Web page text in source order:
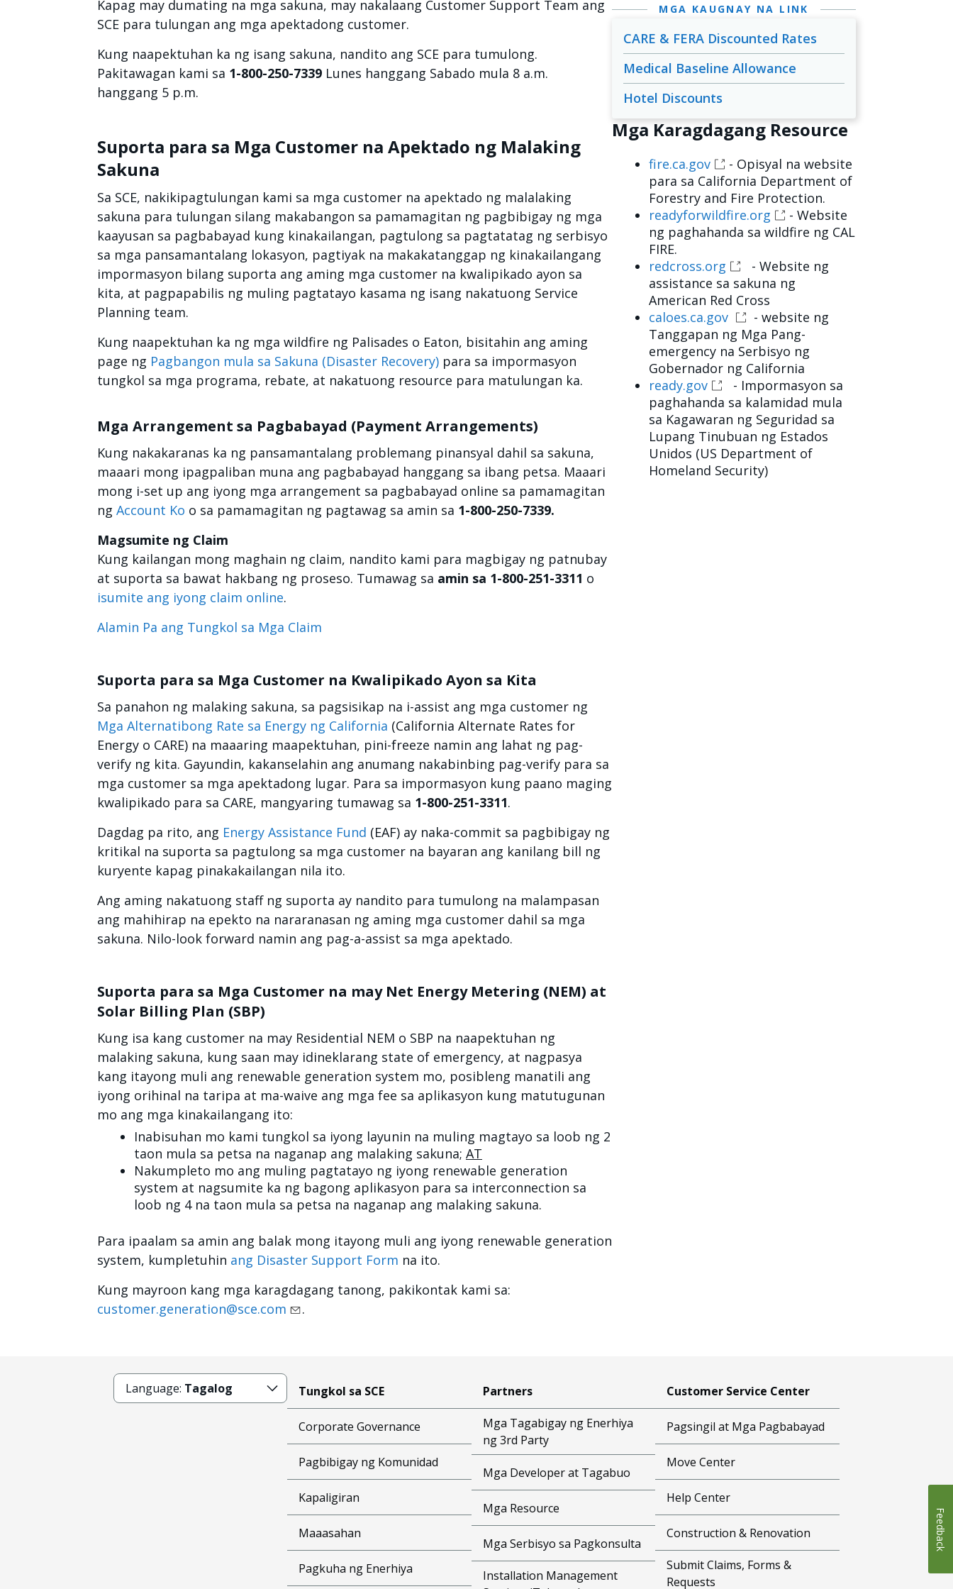
Kapag may dumating na mga sakuna, may nakalaang Customer Support Team ang
SCE para tulungan ang mga apektadong customer.
Kung naapektuhan ka ng isang sakuna, nandito ang SCE para tumulong.
Pakitawagan kami sa 1-800-250-7339 Lunes hanggang Sabado mula 8 a.m.
hanggang 5 p.m.
Suporta para sa Mga Customer na Apektado ng Malaking
Sakuna
Sa SCE, nakikipagtulungan kami sa mga customer na apektado ng malalaking
sakuna para tulungan silang makabangon sa pamamagitan ng pagbibigay ng mga
kaayusan sa pagbabayad kung kinakailangan, pagtulong sa pagtatatag ng serbisyo
sa mga pansamantalang lokasyon, pagtiyak na makakatanggap ng kinakailangang
impormasyon bilang suporta ang aming mga customer na kwalipikado ayon sa
kita, at pagpapabilis ng muling pagtatayo kasama ng isang nakatuong Service
Planning team.
Kung naapektuhan ka ng mga wildfire ng Palisades o Eaton, bisitahin ang aming
page ng Pagbangon mula sa Sakuna (Disaster Recovery) para sa impormasyon
tungkol sa mga programa, rebate, at nakatuong resource para matulungan ka.
Mga Arrangement sa Pagbabayad (Payment Arrangements)
Kung nakakaranas ka ng pansamantalang problemang pinansyal dahil sa sakuna,
maaari mong ipagpaliban muna ang pagbabayad hanggang sa ibang petsa. Maaari
mong i-set up ang iyong mga arrangement sa pagbabayad online sa pamamagitan
ng Account Ko o sa pamamagitan ng pagtawag sa amin sa 1-800-250-7339.
Magsumite ng Claim
Kung kailangan mong maghain ng claim, nandito kami para magbigay ng patnubay
at suporta sa bawat hakbang ng proseso. Tumawag sa amin sa 1-800-251-3311 o
isumite ang iyong claim online.
Alamin Pa ang Tungkol sa Mga Claim
Suporta para sa Mga Customer na Kwalipikado Ayon sa Kita
Sa panahon ng malaking sakuna, sa pagsisikap na i-assist ang mga customer ng
Mga Alternatibong Rate sa Energy ng California (California Alternate Rates for
Energy o CARE) na maaaring maapektuhan, pini-freeze namin ang lahat ng pag-
verify ng kita. Gayundin, kakanselahin ang anumang nakabinbing pag-verify para sa
mga customer sa mga apektadong lugar. Para sa impormasyon kung paano maging
kwalipikado para sa CARE, mangyaring tumawag sa 1-800-251-3311.
Dagdag pa rito, ang Energy Assistance Fund (EAF) ay naka-commit sa pagbibigay ng
kritikal na suporta sa pagtulong sa mga customer na bayaran ang kanilang bill ng
kuryente kapag pinakakailangan nila ito.
Ang aming nakatuong staff ng suporta ay nandito para tumulong na malampasan
ang mahihirap na epekto na nararanasan ng aming mga customer dahil sa mga
sakuna. Nilo-look forward namin ang pag-a-assist sa mga apektado.
Suporta para sa Mga Customer na may Net Energy Metering (NEM) at
Solar Billing Plan (SBP)
Kung isa kang customer na may Residential NEM o SBP na naapektuhan ng
malaking sakuna, kung saan may idineklarang state of emergency, at nagpasya
kang itayong muli ang renewable generation system mo, posibleng manatili ang
iyong orihinal na taripa at ma-waive ang mga fee sa aplikasyon kung matutugunan
mo ang mga kinakailangang ito:
Inabisuhan mo kami tungkol sa iyong layunin na muling magtayo sa loob ng 2
taon mula sa petsa na naganap ang malaking sakuna; AT
Nakumpleto mo ang muling pagtatayo ng iyong renewable generation
system at nagsumite ka ng bagong aplikasyon para sa interconnection sa
loob ng 4 na taon mula sa petsa na naganap ang malaking sakuna.
Para ipaalam sa amin ang balak mong itayong muli ang iyong renewable generation
system, kumpletuhin ang Disaster Support Form na ito.
Kung mayroon kang mga karagdagang tanong, pakikontak kami sa:
customer.generation@sce.com
.
MGA KAUGNAY NA LINK
CARE & FERA Discounted Rates
Medical Baseline Allowance
Hotel Discounts
Mga Karagdagang Resource
fire.ca.gov
- Opisyal na website
para sa California Department of
Forestry and Fire Protection.
readyforwildfire.org
- Website
ng paghahanda sa wildfire ng CAL
FIRE.
redcross.org
- Website ng
assistance sa sakuna ng
American Red Cross
caloes.ca.gov
- website ng
Tanggapan ng Mga Pang-
emergency na Serbisyo ng
Gobernador ng California
ready.gov
- Impormasyon sa
paghahanda sa kalamidad mula
sa Kagawaran ng Seguridad sa
Lupang Tinubuan ng Estados
Unidos (US Department of
Homeland Security)
Language: Tagalog Tungkol sa SCE
Corporate Governance
Pagbibigay ng Komunidad
Kapaligiran
Maaasahan
Pagkuha ng Enerhiya
Partners
Mga Tagabigay ng Enerhiya
ng 3rd Party
Mga Developer at Tagabuo
Mga Resource
Mga Serbisyo sa Pagkonsulta
Installation Management
Customer Service Center
Pagsingil at Mga Pagbabayad
Move Center
Help Center
Construction & Renovation
Submit Claims, Forms &
Requests
Feedback